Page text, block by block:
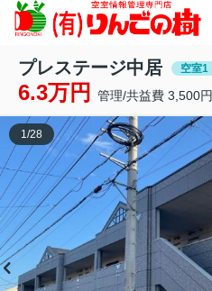
プレステージ中居 空室1
6.3万円 管理/共益費 3,500円
1/28